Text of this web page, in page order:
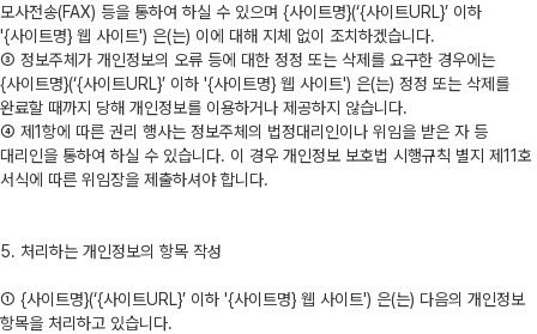
모사전송(FAX) 등을 통하여 하실 수 있으며 {사이트명}(‘{사이트URL}’ 이하
'{사이트명} 웹 사이트') 은(는) 이에 대해 지체 없이 조치하겠습니다.
③ 정보주체가 개인정보의 오류 등에 대한 정정 또는 삭제를 요구한 경우에는
{사이트명}(‘{사이트URL}’ 이하 '{사이트명} 웹 사이트') 은(는) 정정 또는 삭제를
완료할 때까지 당해 개인정보를 이용하거나 제공하지 않습니다.
④ 제1항에 따른 권리 행사는 정보주체의 법정대리인이나 위임을 받은 자 등
대리인을 통하여 하실 수 있습니다. 이 경우 개인정보 보호법 시행규칙 별지 제11호
서식에 따른 위임장을 제출하셔야 합니다.
5. 처리하는 개인정보의 항목 작성
① {사이트명}(‘{사이트URL}’ 이하 '{사이트명} 웹 사이트') 은(는) 다음의 개인정보
항목을 처리하고 있습니다.